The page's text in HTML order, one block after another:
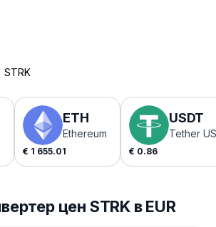
STRK
ETH
Ethereum
€ 1 655.01
USDT
Tether
€ 0.86
цен STRK в EUR